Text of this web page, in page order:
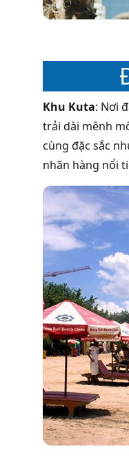
Khu Kuta: Nơi
trải dài mênh
cùng đặc sắc
nhãn hàng nổi